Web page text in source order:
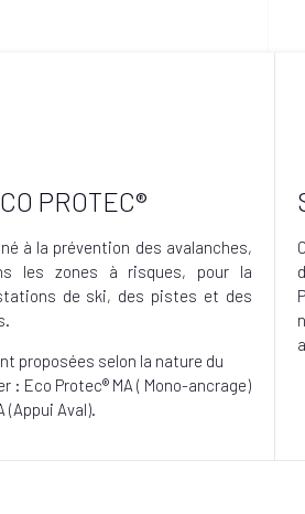
PROTEC®
à la prévention des avalanches,
les zones à risques, pour la
de ski, des pistes et des
proposées selon la nature du
: Eco Protec® MA ( Mono-ancrage)
(Appui Aval).